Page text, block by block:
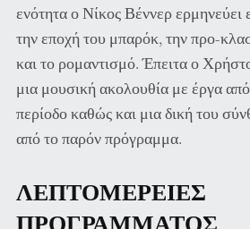
ενότητα ο Νίκος Βέννερ ερμηνεύει
την εποχή του μπαρόκ, την προ-
και το ρομαντισμό. Έπειτα ο
μια μουσική ακολουθία με έργα
περίοδο καθώς και μια δική του
από το παρόν πρόγραμμα.
ΛΕΠΤΟΜΕΡΕΙΕΣ